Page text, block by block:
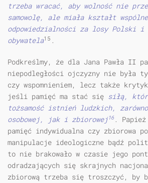
trzeba wracać, aby wolność nie
samowolę, ale miała kształt
odpowiedzialności za losy Polski i
obywatela15 .
Podkreślmy, że dla Jana Pawła II
niepodległości ojczyzny nie była
czy wspomnieniem, lecz także
jeśli pamięć ma stać się siłą,
tożsamość istnień ludzkich,
osobowej, jak i zbiorowej16 .
pamięć indywidualna czy zbiorowa
manipulacje ideologiczne bądź
to nie brakowało w czasie jego
odradzających się skrajnych
zbiorową trzeba się troszczyć, by